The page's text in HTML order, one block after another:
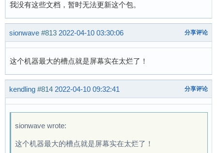
我没有这些文档，暂时无法更新这个包。
sionwave #813 2022-04-10 03:30:06 分享评论
这个机器最大的槽点就是屏幕实在太烂了！
kendling #814 2022-04-10 09:32:41 分享评论
sionwave wrote:
这个机器最大的槽点就是屏幕实在太烂了！